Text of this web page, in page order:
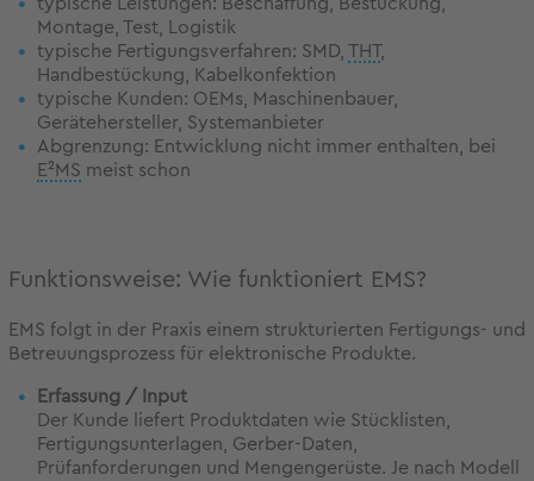
Montage, Test, Logistik
typische Fertigungsverfahren: SMD, THT,
Handbestückung, Kabelkonfektion
typische Kunden: OEMs, Maschinenbauer,
Gerätehersteller, Systemanbieter
Abgrenzung: Entwicklung nicht immer enthalten, bei
E²MS meist schon
Funktionsweise: Wie funktioniert EMS?
EMS folgt in der Praxis einem strukturierten Fertigungs- und
Betreuungsprozess für elektronische Produkte.
Erfassung / Input
Der Kunde liefert Produktdaten wie Stücklisten,
Fertigungsunterlagen, Gerber-Daten,
Prüfanforderungen und Mengengerüste. Je nach Modell